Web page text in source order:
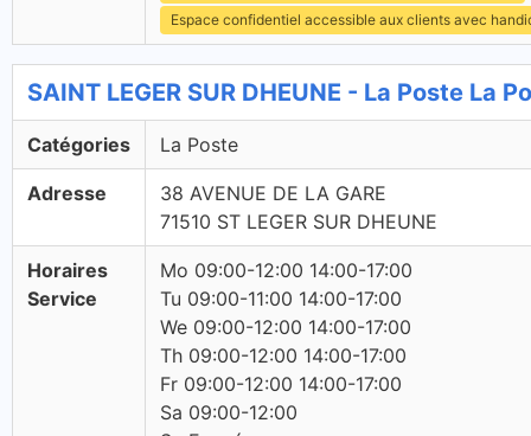
Espace confidentiel accessible aux clients avec
SAINT LEGER SUR DHEUNE - La Poste La
Catégories La Poste
Adresse
38 AVENUE DE LA GARE
71510 ST LEGER SUR DHEUNE
Horaires
Service
Mo 09:00-12:00 14:00-17:00
Tu 09:00-11:00 14:00-17:00
We 09:00-12:00 14:00-17:00
Th 09:00-12:00 14:00-17:00
Fr 09:00-12:00 14:00-17:00
Sa 09:00-12:00